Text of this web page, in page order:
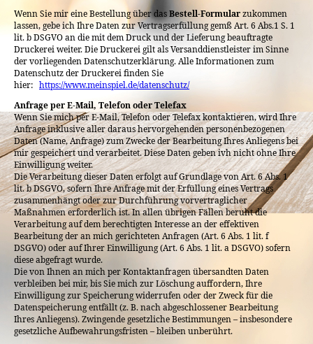
Wenn Sie mir eine Bestellung über dasBestell-Formularzukommen
lassen, gebe ich Ihre Daten zur Vertragserfüllung gemß Art. 6 Abs.1 S. 1
lit. b DSGVO an die mit dem Druck und der Lieferung beauftragte
Druckerei weiter. Die Druckerei gilt als Versanddienstleister im Sinne
der vorliegenden Datenschutzerklärung. Alle Informationen zum
Datenschutz der Druckerei finden Sie
hier: https://www.meinspiel.de/datenschutz/
Anfrage per E-Mail, Telefon oder Telefax
Wenn Sie mich per E-Mail, Telefon oder Telefax kontaktieren, wird Ihre
Anfrage inklusive aller daraus hervorgehenden personenbezogenen
Daten (Name, Anfrage) zum Zwecke der Bearbeitung Ihres Anliegens bei
mir gespeichert und verarbeitet. Diese Daten geben ivh nicht ohne Ihre
Einwilligung weiter.
Die Verarbeitung dieser Daten erfolgt auf Grundlage von Art. 6 Abs. 1
lit. b DSGVO, sofern Ihre Anfrage mit der Erfüllung eines Vertrags
zusammenhängt oder zur Durchführung vorvertraglicher
Maßnahmen erforderlich ist. In allen übrigen Fällen beruht die
Verarbeitung auf dem berechtigten Interesse an der effektiven
Bearbeitung der an mich gerichteten Anfragen (Art. 6 Abs. 1 lit. f
DSGVO) oder auf Ihrer Einwilligung (Art. 6 Abs. 1 lit. a DSGVO) sofern
diese abgefragt wurde.
Die von Ihnen an mich per Kontaktanfragen übersandten Daten
verbleiben bei mir, bis Sie mich zur Löschung auffordern, Ihre
Einwilligung zur Speicherung widerrufen oder der Zweck für die
Datenspeicherung entfällt (z. B. nach abgeschlossener Bearbeitung
Ihres Anliegens). Zwingende gesetzliche Bestimmungen – insbesondere
gesetzliche Aufbewahrungsfristen – bleiben unberührt.